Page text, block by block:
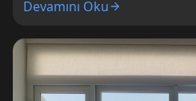
Devamını Oku